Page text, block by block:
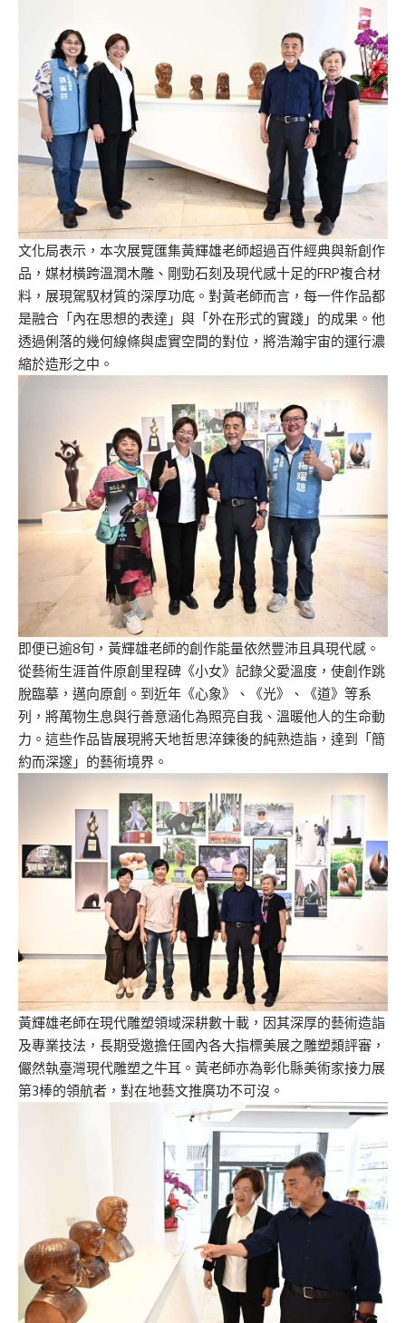
文化局表示，本次展覽匯集黃輝雄老師超過百件經典與新創作
品，媒材橫跨溫潤木雕、剛勁石刻及現代感十足的FRP複合材
料，展現駕馭材質的深厚功底。對黃老師而言，每一件作品都
是融合「內在思想的表達」與「外在形式的實踐」的成果。他
透過俐落的幾何線條與虛實空間的對位，將浩瀚宇宙的運行濃
縮於造形之中。
即便已逾8旬，黃輝雄老師的創作能量依然豐沛且具現代感。
從藝術生涯首件原創里程碑《小女》記錄父愛溫度，使創作跳
脫臨摹，邁向原創。到近年《心象》、《光》、《道》等系
列，將萬物生息與行善意涵化為照亮自我、溫暖他人的生命動
力。這些作品皆展現將天地哲思淬鍊後的純熟造詣，達到「簡
約而深邃」的藝術境界。
黃輝雄老師在現代雕塑領域深耕數十載，因其深厚的藝術造詣
及專業技法，長期受邀擔任國內各大指標美展之雕塑類評審，
儼然執臺灣現代雕塑之牛耳。黃老師亦為彰化縣美術家接力展
第3棒的領航者，對在地藝文推廣功不可沒。